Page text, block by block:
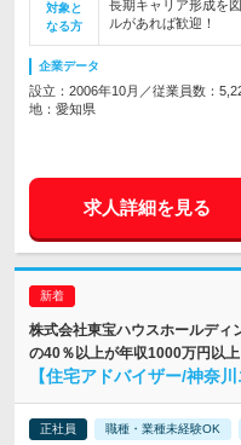
対象と
なる方
長期キャリア形成を
ルがあれば歓迎！
企業データ
設立：2006年10月／従業員数：
地：愛知県
求人詳細を見る
株式会社東宝ハウスホールディ
の40％以上が年収1000万円以上
【住宅アドバイザー/神奈
正社員 職種・業種未経験OK